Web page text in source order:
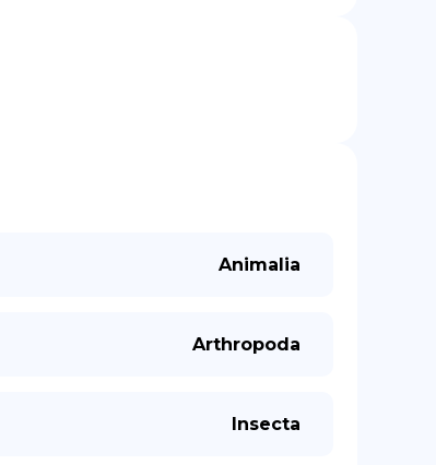
Animalia
Arthropoda
Insecta